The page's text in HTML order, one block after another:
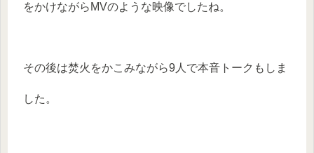
をかけながらMVのような映像でしたね。
その後は焚火をかこみながら9人で本音トークもしま
した。